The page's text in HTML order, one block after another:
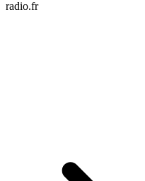
radio.fr